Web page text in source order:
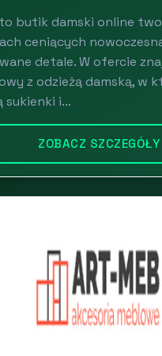
butik damski online
ceniących
detale. W ofercie
z odzieżą damską, w
sukienki i...
ZOBACZ SZCZEGÓŁY